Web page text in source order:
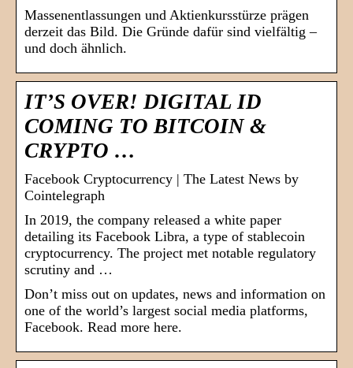
Massenentlassungen und Aktienkursstürze prägen
derzeit das Bild. Die Gründe dafür sind vielfältig –
und doch ähnlich.
IT’S OVER! DIGITAL ID
COMING TO BITCOIN &
CRYPTO …
Facebook Cryptocurrency | The Latest News by
Cointelegraph
In 2019, the company released a white paper
detailing its Facebook Libra, a type of stablecoin
cryptocurrency. The project met notable regulatory
scrutiny and …
Don’t miss out on updates, news and information on
one of the world’s largest social media platforms,
Facebook. Read more here.